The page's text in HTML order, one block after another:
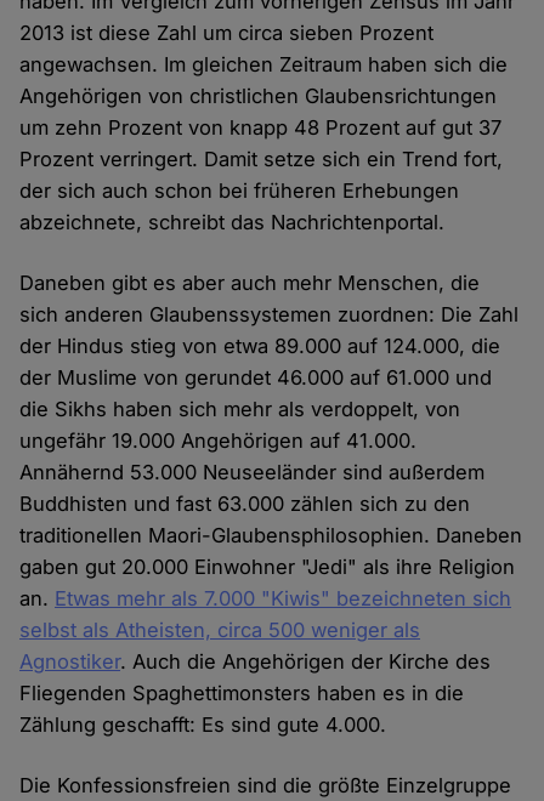
2013 ist diese Zahl um circa sieben Prozent
angewachsen. Im gleichen Zeitraum haben sich die
Angehörigen von christlichen Glaubensrichtungen
um zehn Prozent von knapp 48 Prozent auf gut 37
Prozent verringert. Damit setze sich ein Trend fort,
der sich auch schon bei früheren Erhebungen
abzeichnete, schreibt das Nachrichtenportal.
Daneben gibt es aber auch mehr Menschen, die
sich anderen Glaubenssystemen zuordnen: Die Zahl
der Hindus stieg von etwa 89.000 auf 124.000, die
der Muslime von gerundet 46.000 auf 61.000 und
die Sikhs haben sich mehr als verdoppelt, von
ungefähr 19.000 Angehörigen auf 41.000.
Annähernd 53.000 Neuseeländer sind außerdem
Buddhisten und fast 63.000 zählen sich zu den
traditionellen Maori-Glaubensphilosophien. Daneben
gaben gut 20.000 Einwohner "Jedi" als ihre Religion
an. Etwas mehr als 7.000 "Kiwis" bezeichneten sich
selbst als Atheisten, circa 500 weniger als
Agnostiker. Auch die Angehörigen der Kirche des
Fliegenden Spaghettimonsters haben es in die
Zählung geschafft: Es sind gute 4.000.
Die Konfessionsfreien sind die größte Einzelgruppe